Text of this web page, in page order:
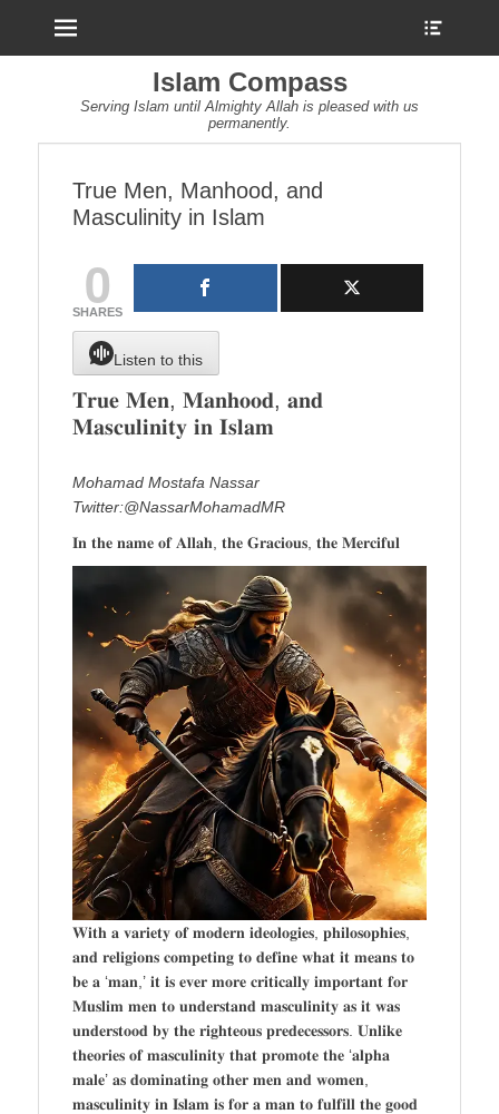
Islam Compass
Serving Islam until Almighty Allah is pleased with us
permanently.
True Men, Manhood, and
Masculinity in Islam
0
SHARES
Listen to this
𝐓𝐫𝐮𝐞 𝐌𝐞𝐧, 𝐌𝐚𝐧𝐡𝐨𝐨𝐝, 𝐚𝐧𝐝
𝐌𝐚𝐬𝐜𝐮𝐥𝐢𝐧𝐢𝐭𝐲 𝐢𝐧 𝐈𝐬𝐥𝐚𝐦
Mohamad Mostafa Nassar
Twitter:@NassarMohamadMR
𝐈𝐧 𝐭𝐡𝐞 𝐧𝐚𝐦𝐞 𝐨𝐟 𝐀𝐥𝐥𝐚𝐡, 𝐭𝐡𝐞 𝐆𝐫𝐚𝐜𝐢𝐨𝐮𝐬, 𝐭𝐡𝐞 𝐌𝐞𝐫𝐜𝐢𝐟𝐮𝐥
𝐖𝐢𝐭𝐡 𝐚 𝐯𝐚𝐫𝐢𝐞𝐭𝐲 𝐨𝐟 𝐦𝐨𝐝𝐞𝐫𝐧 𝐢𝐝𝐞𝐨𝐥𝐨𝐠𝐢𝐞𝐬, 𝐩𝐡𝐢𝐥𝐨𝐬𝐨𝐩𝐡𝐢𝐞𝐬,
𝐚𝐧𝐝 𝐫𝐞𝐥𝐢𝐠𝐢𝐨𝐧𝐬 𝐜𝐨𝐦𝐩𝐞𝐭𝐢𝐧𝐠 𝐭𝐨 𝐝𝐞𝐟𝐢𝐧𝐞 𝐰𝐡𝐚𝐭 𝐢𝐭 𝐦𝐞𝐚𝐧𝐬 𝐭𝐨
𝐛𝐞 𝐚 ‘𝐦𝐚𝐧,’ 𝐢𝐭 𝐢𝐬 𝐞𝐯𝐞𝐫 𝐦𝐨𝐫𝐞 𝐜𝐫𝐢𝐭𝐢𝐜𝐚𝐥𝐥𝐲 𝐢𝐦𝐩𝐨𝐫𝐭𝐚𝐧𝐭 𝐟𝐨𝐫
𝐌𝐮𝐬𝐥𝐢𝐦 𝐦𝐞𝐧 𝐭𝐨 𝐮𝐧𝐝𝐞𝐫𝐬𝐭𝐚𝐧𝐝 𝐦𝐚𝐬𝐜𝐮𝐥𝐢𝐧𝐢𝐭𝐲 𝐚𝐬 𝐢𝐭 𝐰𝐚𝐬
𝐮𝐧𝐝𝐞𝐫𝐬𝐭𝐨𝐨𝐝 𝐛𝐲 𝐭𝐡𝐞 𝐫𝐢𝐠𝐡𝐭𝐞𝐨𝐮𝐬 𝐩𝐫𝐞𝐝𝐞𝐜𝐞𝐬𝐬𝐨𝐫𝐬. 𝐔𝐧𝐥𝐢𝐤𝐞
𝐭𝐡𝐞𝐨𝐫𝐢𝐞𝐬 𝐨𝐟 𝐦𝐚𝐬𝐜𝐮𝐥𝐢𝐧𝐢𝐭𝐲 𝐭𝐡𝐚𝐭 𝐩𝐫𝐨𝐦𝐨𝐭𝐞 𝐭𝐡𝐞 ‘𝐚𝐥𝐩𝐡𝐚
𝐦𝐚𝐥𝐞’ 𝐚𝐬 𝐝𝐨𝐦𝐢𝐧𝐚𝐭𝐢𝐧𝐠 𝐨𝐭𝐡𝐞𝐫 𝐦𝐞𝐧 𝐚𝐧𝐝 𝐰𝐨𝐦𝐞𝐧,
𝐦𝐚𝐬𝐜𝐮𝐥𝐢𝐧𝐢𝐭𝐲 𝐢𝐧 𝐈𝐬𝐥𝐚𝐦 𝐢𝐬 𝐟𝐨𝐫 𝐚 𝐦𝐚𝐧 𝐭𝐨 𝐟𝐮𝐥𝐟𝐢𝐥𝐥 𝐭𝐡𝐞 𝐠𝐨𝐨𝐝